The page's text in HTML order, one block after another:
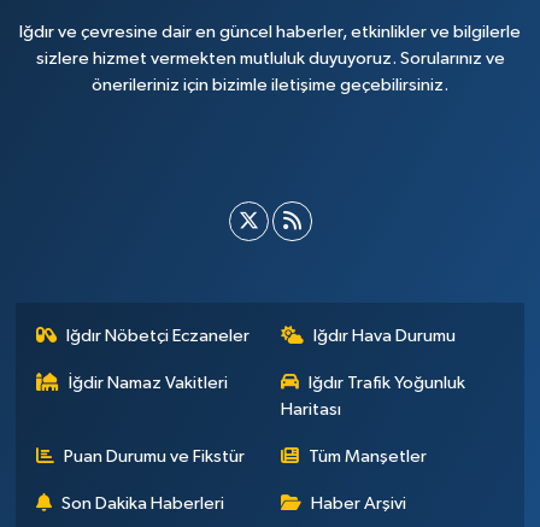
Iğdır ve çevresine dair en güncel haberler, etkinlikler ve bilgilerle
sizlere hizmet vermekten mutluluk duyuyoruz. Sorularınız ve
önerileriniz için bizimle iletişime geçebilirsiniz.
Iğdır Nöbetçi Eczaneler Iğdır Hava Durumu
İğdir Namaz Vakitleri
Iğdır Trafik Yoğunluk
Haritası
Puan Durumu ve Fikstür Tüm Manşetler
Son Dakika Haberleri Haber Arşivi